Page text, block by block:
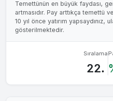
Temettünün en büyük faydası,
artmasıdır. Pay arttıkça temettü
10 yıl önce yatırım yapsaydınız,
gösterilmektedir.
Sıralama
22.